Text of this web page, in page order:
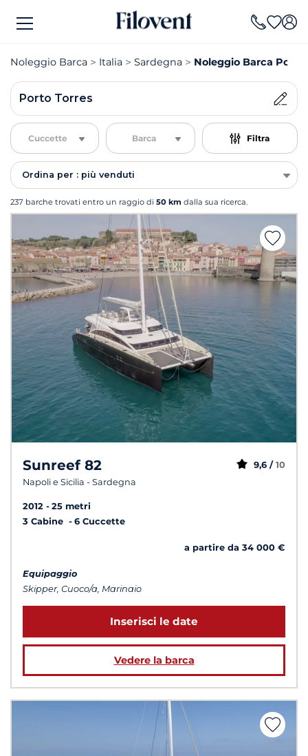
Noleggio Barca Italia Sardegna Noleggio Barca Porto
Porto Torres
Cuccette Barca Filtra
Ordina per : più venduti
237 barche trovati entro un raggio di 50 km dalla sua ricerca.
Sunreef 82
Napoli e Sicilia - Sardegna
9,6 / 10
2012
25 metri
3 Cabine
6 Cuccette
a partire da 34 000 €
Equipaggio
Skipper, Cuoco/a, Marinaio
Inserisci le date
Vedere la barca